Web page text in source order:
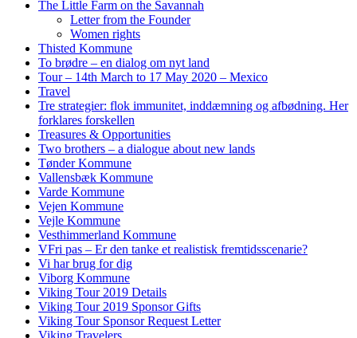
The Little Farm on the Savannah
Letter from the Founder
Women rights
Thisted Kommune
To brødre – en dialog om nyt land
Tour – 14th March to 17 May 2020 – Mexico
Travel
Tre strategier: flok immunitet, inddæmning og afbødning. Her
forklares forskellen
Treasures & Opportunities
Two brothers – a dialogue about new lands
Tønder Kommune
Vallensbæk Kommune
Varde Kommune
Vejen Kommune
Vejle Kommune
Vesthimmerland Kommune
VFri pas – Er den tanke et realistisk fremtidsscenarie?
Vi har brug for dig
Viborg Kommune
Viking Tour 2019 Details
Viking Tour 2019 Sponsor Gifts
Viking Tour Sponsor Request Letter